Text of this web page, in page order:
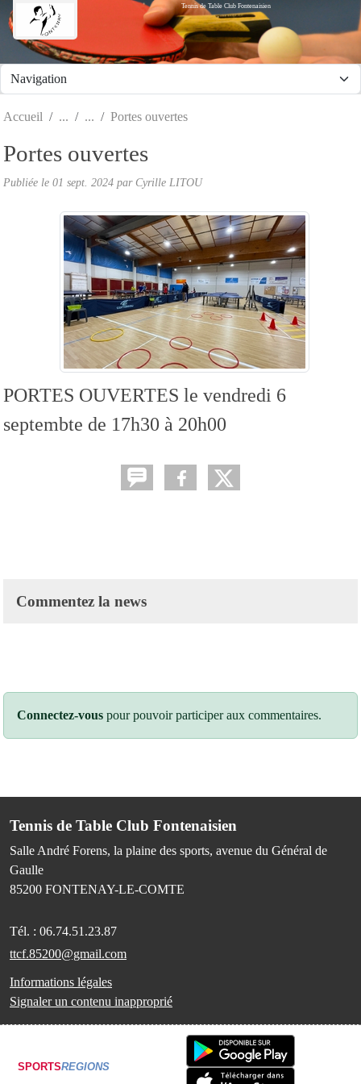
Tennis de Table Club Fontenaisien
Accueil Portes ouvertes
Portes ouvertes
Publiée le 01 sept. 2024 par Cyrille LITOU
PORTES OUVERTES le vendredi 6
septembte de 17h30 à 20h00
Commentez la news
Connectez-vous pour pouvoir participer aux commentaires.
Tennis de Table Club Fontenaisien
Salle André Forens, la plaine des sports, avenue du Général de
Gaulle
85200 FONTENAY-LE-COMTE
Tél. : 06.74.51.23.87
ttcf.85200@gmail.com
Informations légales
Signaler un contenu inapproprié
SPORTSREGIONS
Panneau de gestion des cookies